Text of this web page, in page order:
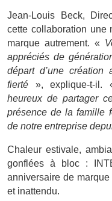
Jean-Louis Beck,
cette collaboration une
marque autrement. «
appréciés de
départ d’une création
fierté », explique-t-
heureux de partager
présence de la famille
de notre entreprise
Chaleur estivale,
gonflées à bloc :
anniversaire de
et inattendu.